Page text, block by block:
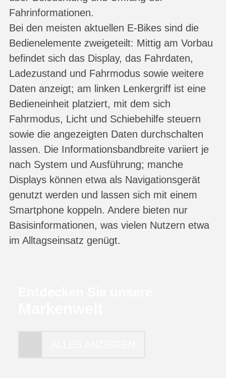
Fahrinformationen.
Bei den meisten aktuellen E-Bikes sind die
Bedienelemente zweigeteilt: Mittig am Vorbau
befindet sich das Display, das Fahrdaten,
Ladezustand und Fahrmodus sowie weitere
Daten anzeigt; am linken Lenkergriff ist eine
Bedieneinheit platziert, mit dem sich
Fahrmodus, Licht und Schiebehilfe steuern
sowie die angezeigten Daten durchschalten
lassen. Die Informationsbandbreite variiert je
nach System und Ausführung; manche
Displays können etwa als Navigationsgerät
genutzt werden und lassen sich mit einem
Smartphone koppeln. Andere bieten nur
Basisinformationen, was vielen Nutzern etwa
im Alltagseinsatz genügt.